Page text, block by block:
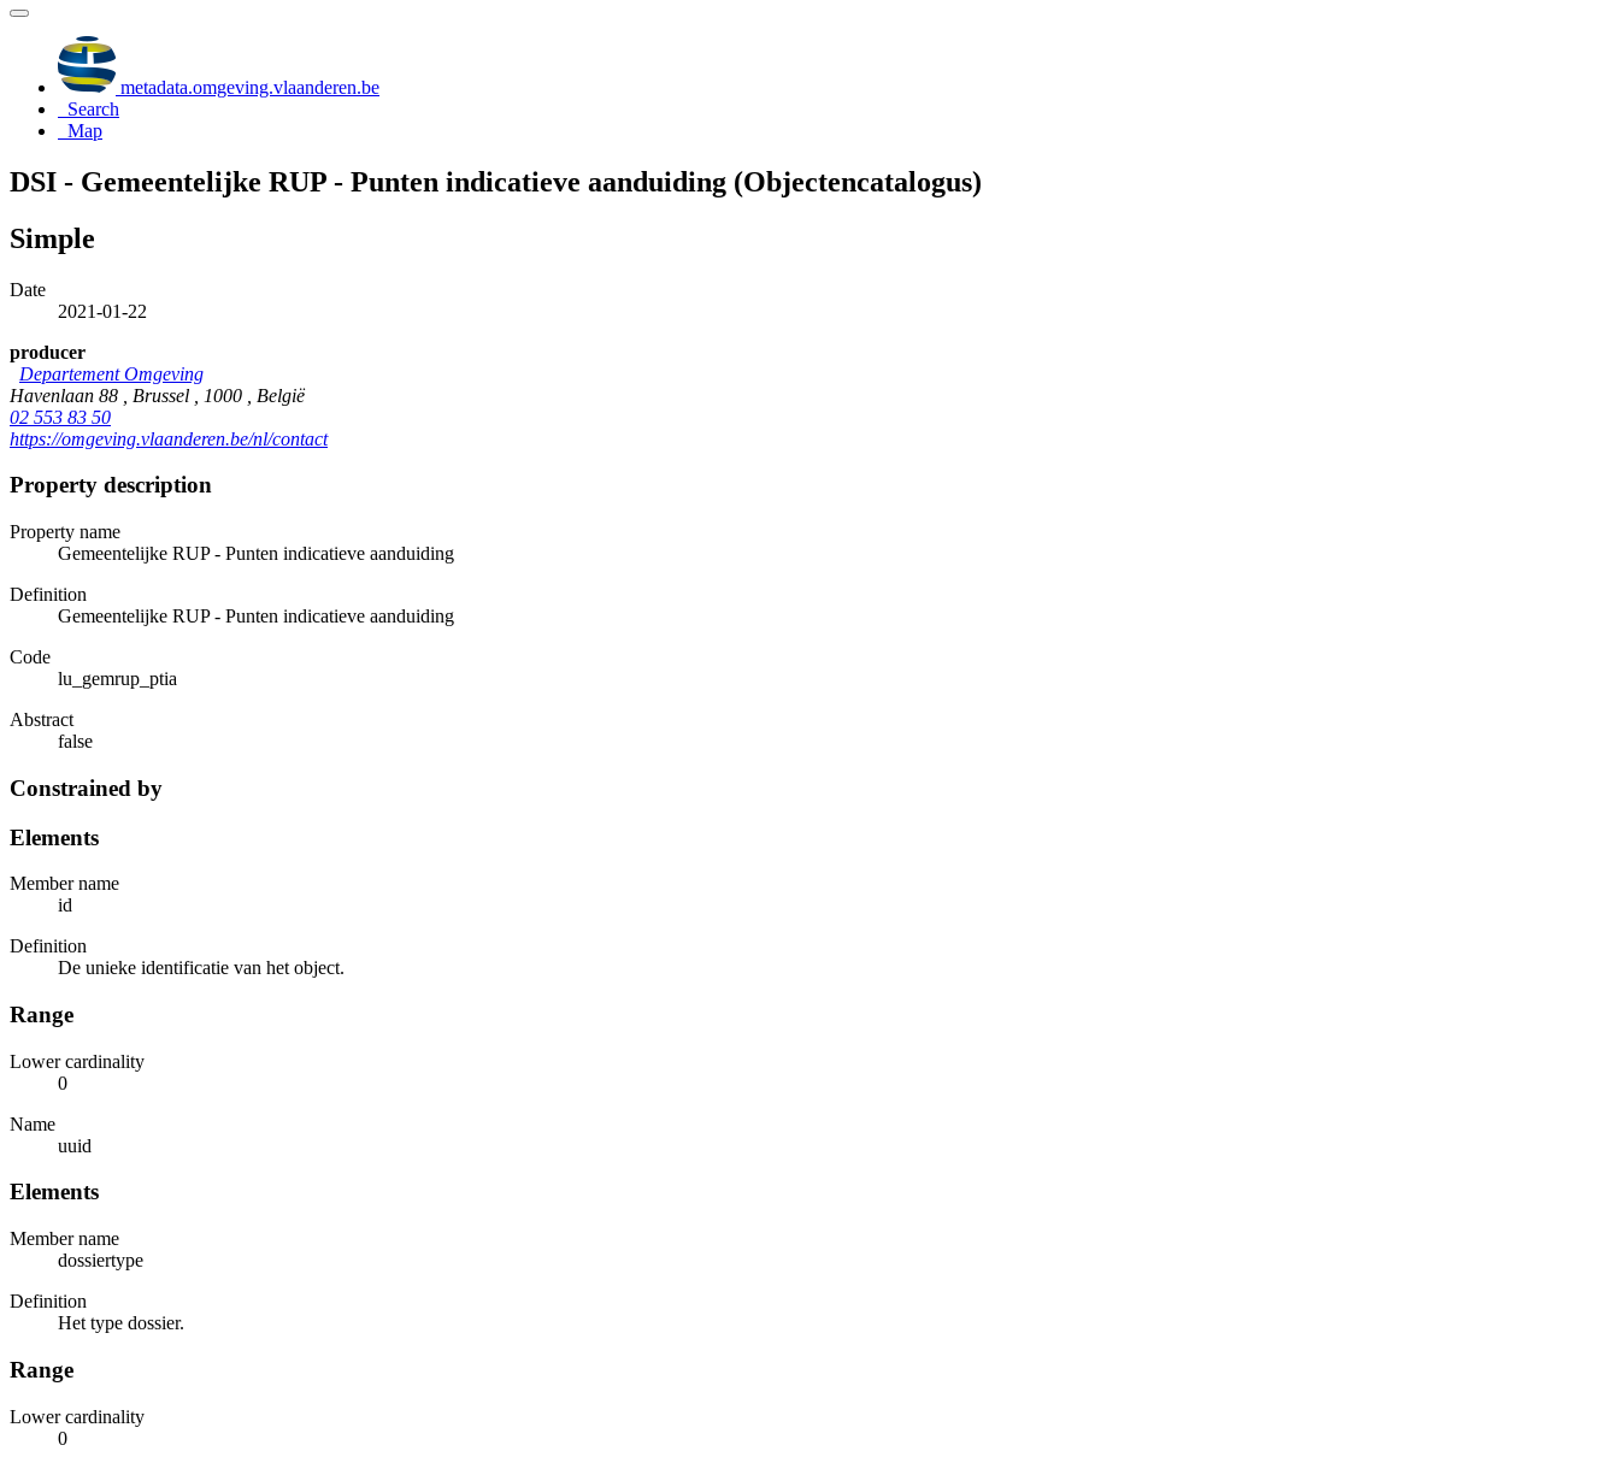
metadata.omgeving.vlaanderen.be
Search
Map
DSI - Gemeentelijke RUP - Punten indicatieve aanduiding (Objectencatalogus)
Simple
Date
2021-01-22
producer
Departement Omgeving
Havenlaan 88 , Brussel , 1000 , België
02 553 83 50
https://omgeving.vlaanderen.be/nl/contact
Property description
Property name
Gemeentelijke RUP - Punten indicatieve aanduiding
Definition
Gemeentelijke RUP - Punten indicatieve aanduiding
Code
lu_gemrup_ptia
Abstract
false
Constrained by
Elements
Member name
id
Definition
De unieke identificatie van het object.
Range
Lower cardinality
0
Name
uuid
Elements
Member name
dossiertype
Definition
Het type dossier.
Range
Lower cardinality
0